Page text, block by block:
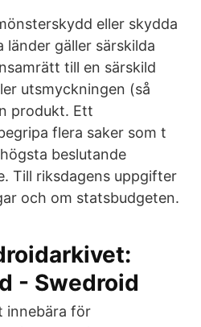
eller skydda
gäller särskilda
till en särskild
utsmyckningen (så
produkt. Ett
flera saker som t
beslutande
Till riksdagens uppgifter
och om statsbudgeten.
- Swedroid
innebära för